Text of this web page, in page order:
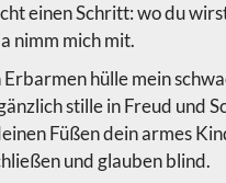
einen Schritt: wo du
nimm mich mit.
Erbarmen hülle mein
stille in Freud und
Füßen dein armes
und glauben blind.